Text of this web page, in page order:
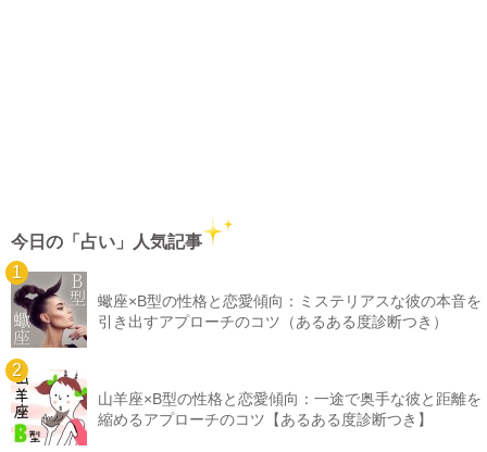
今日の「占い」人気記事
蠍座×B型の性格と恋愛傾向：ミステリアスな彼の本音を
引き出すアプローチのコツ（あるある度診断つき）
山羊座×B型の性格と恋愛傾向：一途で奥手な彼と距離を
縮めるアプローチのコツ【あるある度診断つき】